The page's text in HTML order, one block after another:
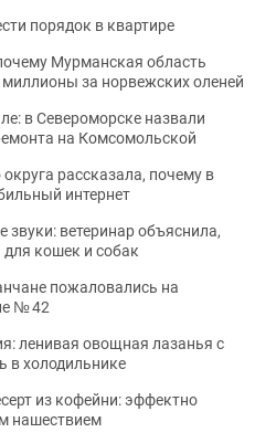
порядок в квартире
Мурманская область
за норвежских оленей
в Североморске назвали
на Комсомольской
рассказала, почему в
интернет
ветеринар объяснила,
кошек и собак
пожаловались на
№ 42
ленивая овощная лазанья с
в холодильнике
из кофейни: эффектно
нашествием